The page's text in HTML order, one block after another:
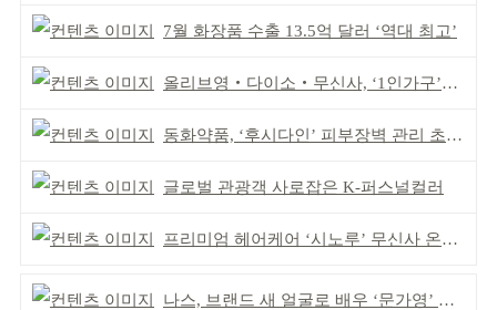
7월 화장품 수출 13.5억 달러 ‘역대 최고’
올리브영‧다이소‧무신사, ‘1인가구’가 이끈다
동화약품, ‘후시다인’ 피부장벽 관리 초점 ‘리브랜딩’
글로벌 관광객 사로잡은 K-퍼스널컬러
프리미엄 헤어케어 ‘시노루’ 무신사 온라인 입점
나스, 브랜드 새 얼굴로 배우 ‘문가영’ 발탁